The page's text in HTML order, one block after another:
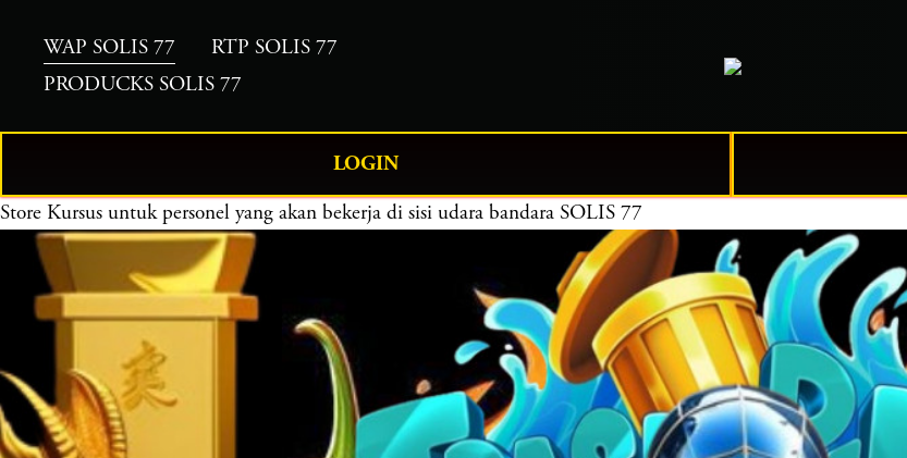
WAP SOLIS 77
RTP SOLIS 77
PRODUCKS SOLIS 77
LOGIN
Store Kursus untuk personel yang akan bekerja di sisi udara bandara SOLIS 77